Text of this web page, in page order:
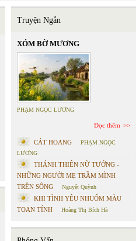
Truyện Ngắn
XÓM BỜ MƯƠNG
PHẠM NGỌC LƯƠNG
Đọc thêm
CÁT HOANG
PHẠM NGỌC
LƯƠNG
THÁNH THIÊN NỮ TƯỚNG -
NHỮNG NGƯỜI MẸ TRẦM MÌNH
TRÊN SÔNG
Nguyệt Quỳnh
KHI TÌNH YÊU NHUỐM MÀU
TOAN TÍNH
Hoàng Thị Bích Hà